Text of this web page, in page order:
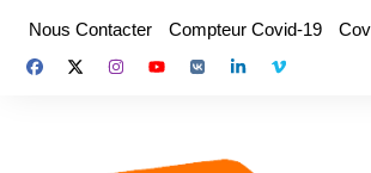
contenu
Nous Contacter Compteur Covid-19